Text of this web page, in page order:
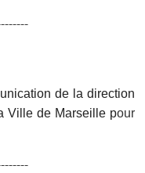
de la direction
Ville de Marseille pour